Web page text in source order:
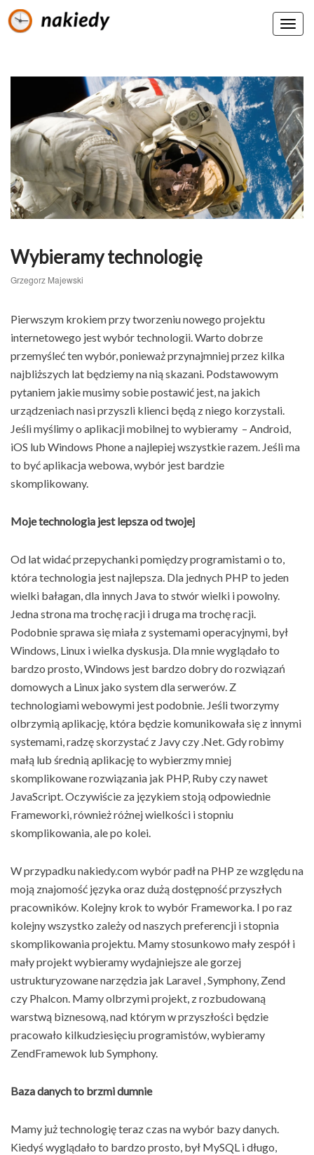
Wybieramy technologię
Grzegorz Majewski
Pierwszym krokiem przy tworzeniu nowego projektu
internetowego jest wybór technologii. Warto dobrze
przemyśleć ten wybór, ponieważ przynajmniej przez kilka
najbliższych lat będziemy na nią skazani. Podstawowym
pytaniem jakie musimy sobie postawić jest, na jakich
urządzeniach nasi przyszli klienci będą z niego korzystali.
Jeśli myślimy o aplikacji mobilnej to wybieramy – Android,
iOS lub Windows Phone a najlepiej wszystkie razem. Jeśli ma
to być aplikacja webowa, wybór jest bardzie
skomplikowany.
Moje technologia jest lepsza od twojej
Od lat widać przepychanki pomiędzy programistami o to,
która technologia jest najlepsza. Dla jednych PHP to jeden
wielki bałagan, dla innych Java to stwór wielki i powolny.
Jedna strona ma trochę racji i druga ma trochę racji.
Podobnie sprawa się miała z systemami operacyjnymi, był
Windows, Linux i wielka dyskusja. Dla mnie wyglądało to
bardzo prosto, Windows jest bardzo dobry do rozwiązań
domowych a Linux jako system dla serwerów. Z
technologiami webowymi jest podobnie. Jeśli tworzymy
olbrzymią aplikację, która będzie komunikowała się z innymi
systemami, radzę skorzystać z Javy czy .Net. Gdy robimy
małą lub średnią aplikację to wybierzmy mniej
skomplikowane rozwiązania jak PHP, Ruby czy nawet
JavaScript. Oczywiście za językiem stoją odpowiednie
Frameworki, również różnej wielkości i stopniu
skomplikowania, ale po kolei.
W przypadku nakiedy.com wybór padł na PHP ze względu na
moją znajomość języka oraz dużą dostępność przyszłych
pracowników. Kolejny krok to wybór Frameworka. I po raz
kolejny wszystko zależy od naszych preferencji i stopnia
skomplikowania projektu. Mamy stosunkowo mały zespół i
mały projekt wybieramy wydajniejsze ale gorzej
ustrukturyzowane narzędzia jak Laravel , Symphony, Zend
czy Phalcon. Mamy olbrzymi projekt, z rozbudowaną
warstwą biznesową, nad którym w przyszłości będzie
pracowało kilkudziesięciu programistów, wybieramy
ZendFramewok lub Symphony.
Baza danych to brzmi dumnie
Mamy już technologię teraz czas na wybór bazy danych.
Kiedyś wyglądało to bardzo prosto, był MySQL i długo,